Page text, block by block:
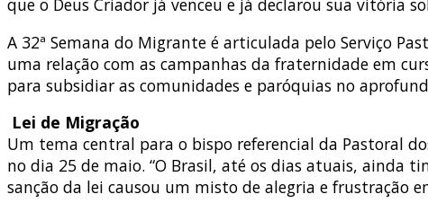
que o Deus Criador já venceu e já declarou sua vitória
A 32ª Semana do Migrante é articulada pelo Serviço
uma relação com as campanhas da fraternidade em
para subsidiar as comunidades e paróquias no
Lei de Migração
Um tema central para o bispo referencial da Pastoral
no dia 25 de maio. “O Brasil, até os dias atuais,
sanção da lei causou um misto de alegria e frustração